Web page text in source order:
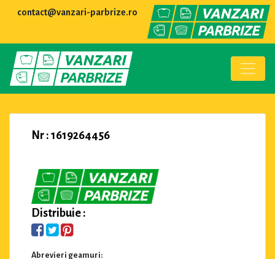
contact@vanzari-parbrize.ro
Nr : 1619264456
Distribuie :
Abrevieri geamuri: